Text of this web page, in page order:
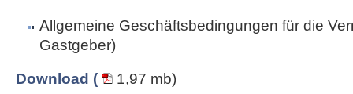
Allgemeine Geschäftsbedingungen für die
Gastgeber)
Download ( 1,97 mb)